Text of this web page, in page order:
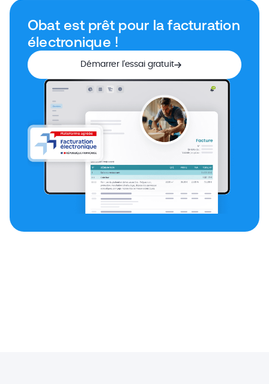
Obat est prêt pour la facturation
électronique !
Démarrer l’essai gratuit